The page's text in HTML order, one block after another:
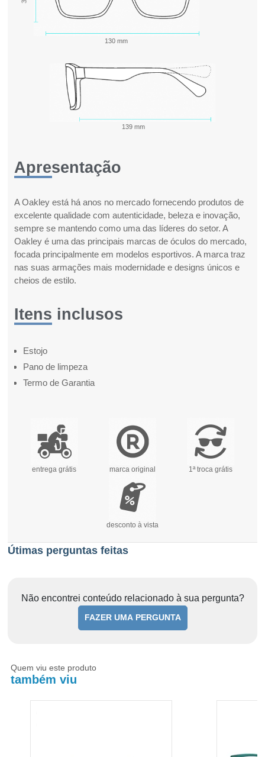
130 mm
139 mm
Apresentação
A Oakley está há anos no mercado fornecendo produtos de
excelente qualidade com autenticidade, beleza e inovação,
sempre se mantendo como uma das líderes do setor. A
Oakley é uma das principais marcas de óculos do mercado,
focada principalmente em modelos esportivos. A marca traz
nas suas armações mais modernidade e designs únicos e
cheios de estilo.
Itens inclusos
Estojo
Pano de limpeza
Termo de Garantia
entrega grátis marca original 1ª troca grátis
desconto à vista
Útimas perguntas feitas
Não encontrei conteúdo relacionado à sua pergunta?
FAZER UMA PERGUNTA
Quem viu este produto
também viu